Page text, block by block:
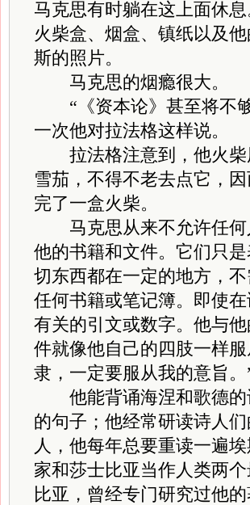
马克思有时躺在这上面休
火柴盒、烟盒、镇纸以及
斯的照片。
马克思的烟瘾很大。
“《资本论》甚至将不够
一次他对拉法格这样说。
拉法格注意到，他火柴
雪茄，不得不老去点它，
完了一盒火柴。
马克思从来不允许任何
他的书籍和文件。它们只
切东西都在一定的地方，
任何书籍或笔记簿。即使
有关的引文或数字。他与
件就像他自己的四肢一样
隶，一定要服从我的意旨。
他能背诵海涅和歌德的
的句子；他经常研读诗人
人，他每年总要重读一遍
家和莎士比亚当作人类两
比亚，曾经专门研究过他